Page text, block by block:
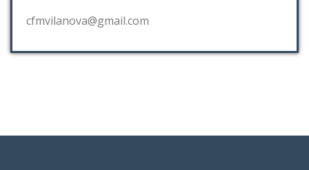
cfmvilanova@gmail.com